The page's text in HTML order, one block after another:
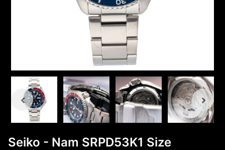
Seiko - Nam SRPD53K1 Size